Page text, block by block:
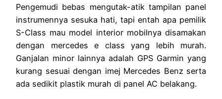
Pengemudi bebas mengutak-atik tampilan panel
instrumennya sesuka hati, tapi entah apa pemilik
S-Class mau model interior mobilnya disamakan
dengan mercedes e class yang lebih murah.
Ganjalan minor lainnya adalah GPS Garmin yang
kurang sesuai dengan imej Mercedes Benz serta
ada sedikit plastik murah di panel AC belakang.